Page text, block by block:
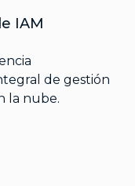
IAM
de gestión
la nube.